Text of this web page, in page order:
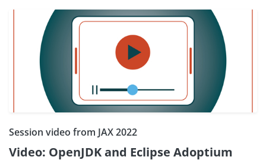
Session video from JAX 2022
Video: OpenJDK and Eclipse Adoptium